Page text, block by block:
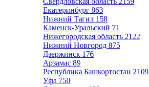
Екатеринбург 863
Нижний Тагил 158
Каменск-Уральский 71
Нижегородская область 2122
Нижний Новгород 875
Дзержинск 176
Арзамас 89
Республика Башкортостан 2109
Уфа 750